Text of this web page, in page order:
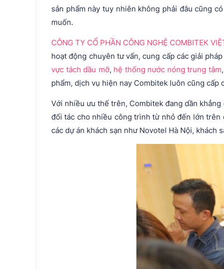
sản phẩm này tuy nhiên không phải đâu cũng
muốn.
CÔNG TY CỔ PHẦN CÔNG NGHỆ COMBITEK
hoạt động chuyên tư vấn, cung cấp các giải
vực tách dầu mỡ, hệ thống nước nóng trung tâm
phẩm, dịch vụ hiện nay Combitek luôn cũng
Với nhiều ưu thế trên, Combitek đang dần
đối tác cho nhiều công trình từ nhỏ đến lớn trên
các dự án khách sạn như Novotel Hà Nội,